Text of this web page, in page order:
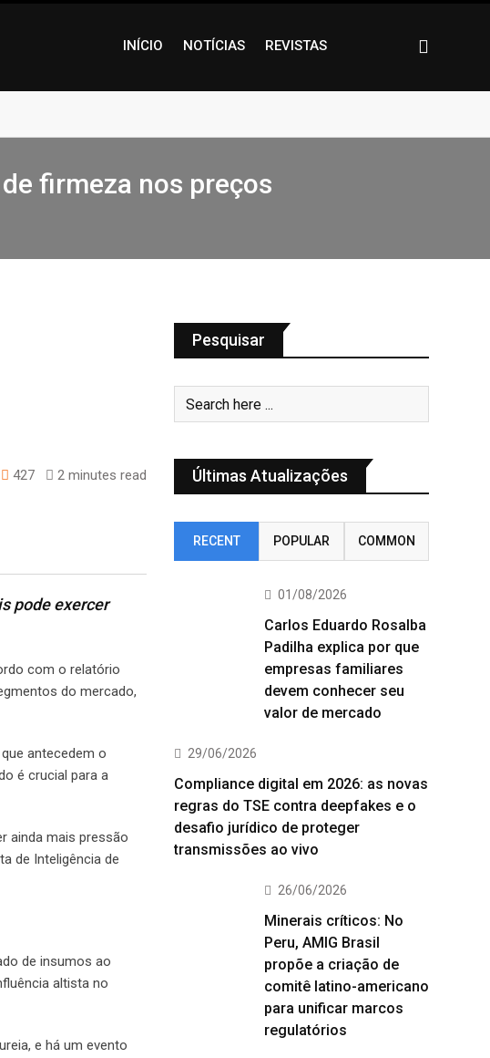
INÍCIO NOTÍCIAS REVISTAS
firmeza nos preços
427 2 minutes read
pode exercer
com o relatório
do mercado,
antecedem o
é crucial para a
ainda mais pressão
de Inteligência de
de insumos ao
altista no
e há um evento
Pesquisar
Últimas Atualizações
RECENT POPULAR COMMON
01/08/2026
Carlos Eduardo Rosalba
Padilha explica por que
empresas familiares
devem conhecer seu
valor de mercado
29/06/2026
Compliance digital em 2026: as novas
regras do TSE contra deepfakes e o
desafio jurídico de proteger
transmissões ao vivo
26/06/2026
Minerais críticos: No
Peru, AMIG Brasil
propõe a criação de
comitê latino-americano
para unificar marcos
regulatórios